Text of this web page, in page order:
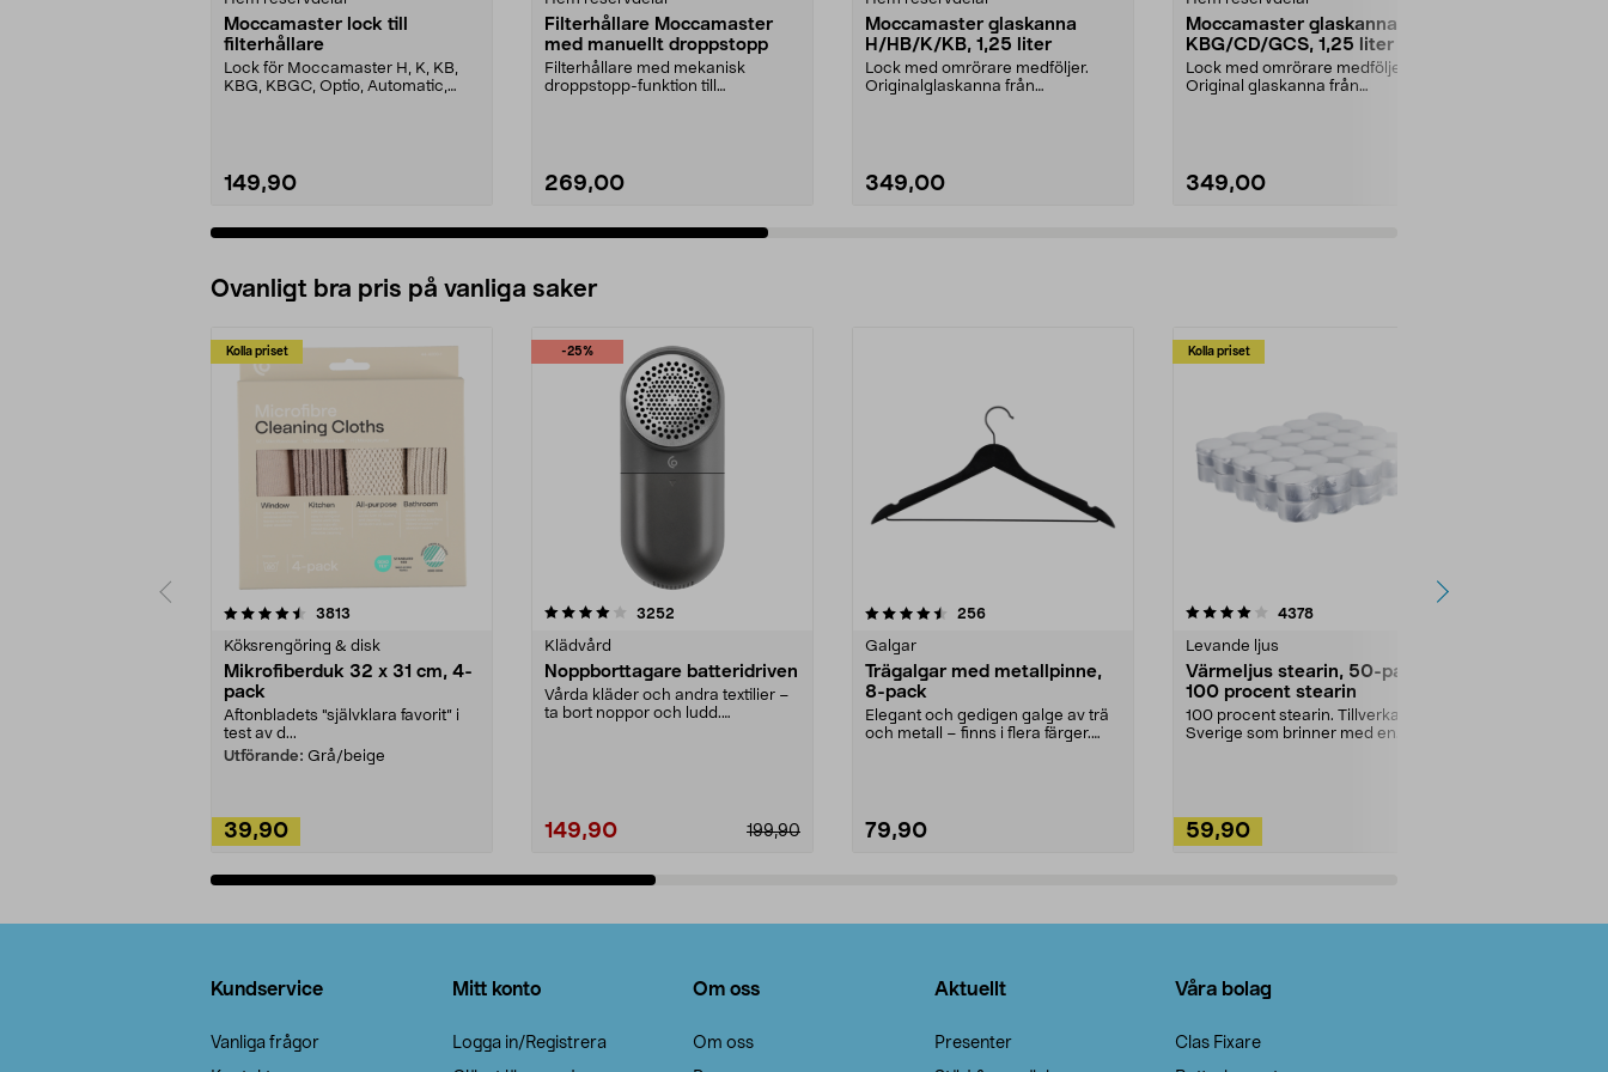
Moccamaster lock till
filterhållare
Lock för Moccamaster H, K, KB,
KBG, KBGC, Optio, Automatic,
149,90
Filterhållare Moccamaster
med manuellt droppstopp
Filterhållare med mekanisk
droppstopp-funktion till
269,00
Moccamaster glaskanna
H/HB/K/KB, 1,25 liter
Lock med omrörare medföljer.
Originalglaskanna från
349,00
Moccamaster glaskanna
KBG/CD/GCS, 1,25 liter
Lock med omrörare medföljer.
Original glaskanna från
349,00
Ovanligt bra pris på vanliga saker
Kolla priset
3813
Köksrengöring & disk
Mikrofiberduk 32 x 31 cm, 4-
pack
Aftonbladets "självklara favorit” i
test av d...
Utförande: Grå/beige
39,90
-25%
4.0av 5 stjärnor 3252
Klädvård
Noppborttagare batteridriven
Vårda kläder och andra textilier –
ta bort noppor och ludd.
199,90
149,90
4.5av 5 stjärnor 256recensioner
Galgar
Trägalgar med metallpinne,
8-pack
Elegant och gedigen galge av trä
och metall – finns i flera färger.
79,90
Kolla priset
4.0av 5 stjärnor 4378recensioner
Levande ljus
Värmeljus stearin, 50-pack,
100 procent stearin
100 procent stearin. Tillverkade i
Sverige som brinner med en
59,90
4.5av 5 stjärnor
Kundservice
Vanliga frågor
Mitt konto
Logga in/Registrera
Om oss
Om oss
Aktuellt
Presenter
Våra bolag
Clas Fixare